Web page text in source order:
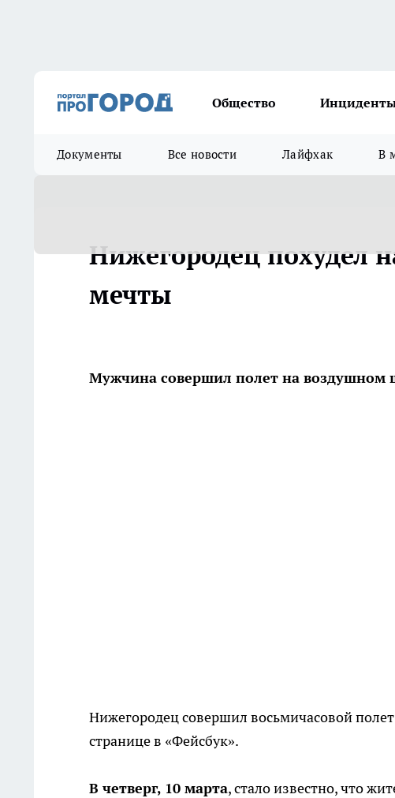
Общество
Документы Все новости Лайфхак В
Нижегородец похудел
мечты
Мужчина совершил полет на воздушном
Нижегородец совершил восьмичасовой
странице в «Фейсбук».
В четверг, 10 марта, стало известно, что